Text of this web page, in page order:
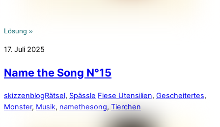
Lösung »
17. Juli 2025
Name the Song N°15
skizzenblogRätsel, Spässle Fiese Utensilien, Gescheitertes,
Monster, Musik, namethesong, Tierchen